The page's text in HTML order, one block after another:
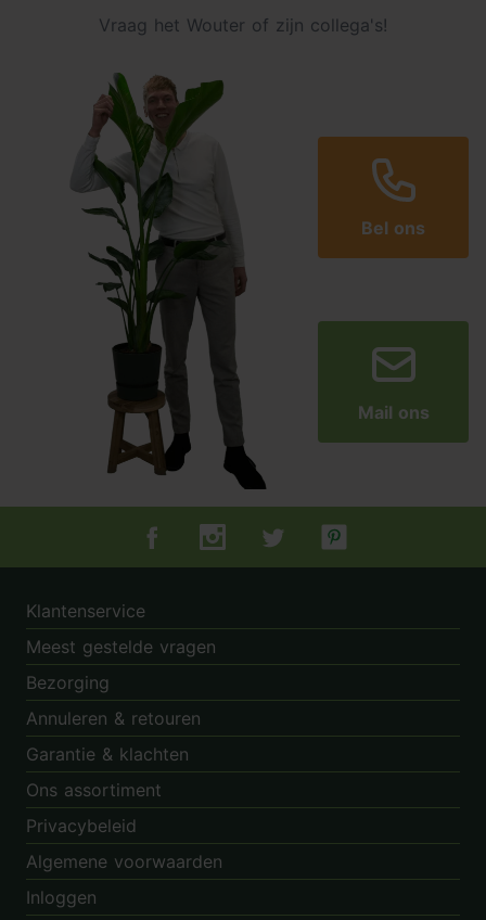
Vraag het Wouter of zijn collega's!
Bel ons
Mail ons
Tuincentrum.nl op Facebook
Tuincentrum.nl op Instagram
Tuincentrum.nl op Twitter
Tuincentrum.nl op
Klantenservice
Meest gestelde vragen
Bezorging
Annuleren & retouren
Garantie & klachten
Ons assortiment
Privacybeleid
Algemene voorwaarden
Inloggen